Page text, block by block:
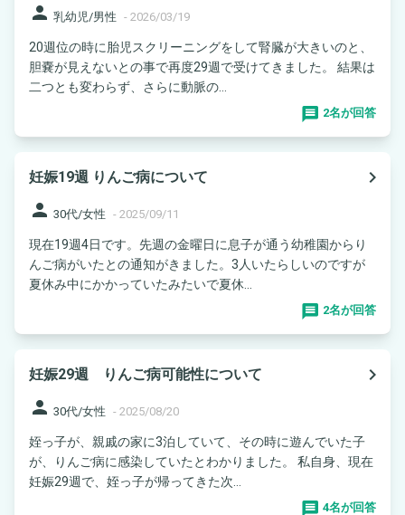
person 乳幼児/男性 - 2026/03/19
20週位の時に胎児スクリーニングをして腎臓が大きいのと、
胆嚢が見えないとの事で再度29週で受けてきました。 結果は
二つとも変わらず、さらに動脈の...
2名が回答
妊娠19週 りんご病について
navigate_next
person 30代/女性 - 2025/09/11
現在19週4日です。先週の金曜日に息子が通う幼稚園からり
んご病がいたとの通知がきました。3人いたらしいのですが
夏休み中にかかっていたみたいで夏休...
2名が回答
妊娠29週 りんご病可能性について
navigate_next
person 30代/女性 - 2025/08/20
姪っ子が、親戚の家に3泊していて、その時に遊んでいた子
が、りんご病に感染していたとわかりました。 私自身、現在
妊娠29週で、姪っ子が帰ってきた次...
4名が回答